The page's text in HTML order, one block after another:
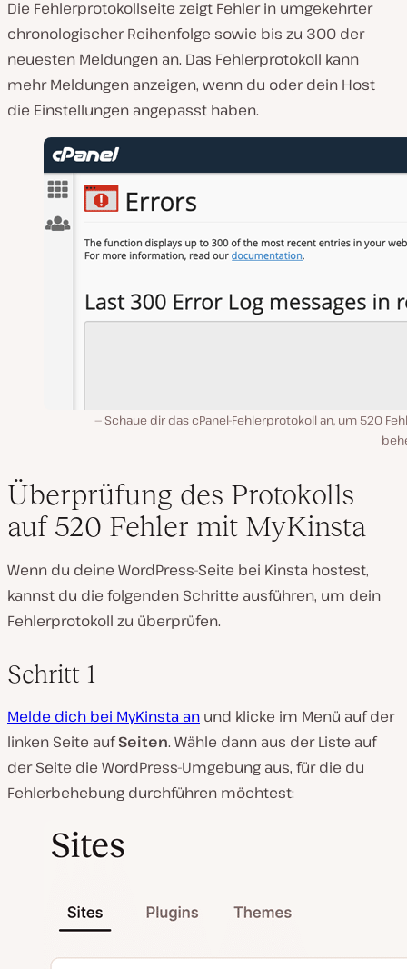
Die Fehlerprotokollseite zeigt Fehler in umgekehrter
chronologischer Reihenfolge sowie bis zu 300 der
neuesten Meldungen an. Das Fehlerprotokoll kann
mehr Meldungen anzeigen, wenn du oder dein Host
die Einstellungen angepasst haben.
Schaue dir das cPanel-Fehlerprotokoll an, um 520
Überprüfung des Protokolls
auf 520 Fehler mit MyKinsta
Wenn du deine WordPress-Seite bei Kinsta hostest,
kannst du die folgenden Schritte ausführen, um dein
Fehlerprotokoll zu überprüfen.
Schritt 1
Melde dich bei MyKinsta an und klicke im Menü auf der
linken Seite aufSeiten. Wähle dann aus der Liste auf
der Seite die WordPress-Umgebung aus, für die du
Fehlerbehebung durchführen möchtest: